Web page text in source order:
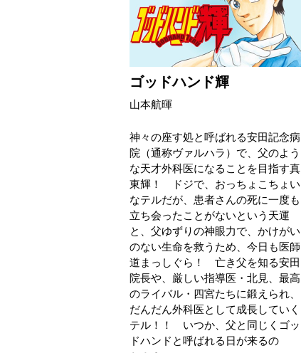
ゴッドハンド輝
山本航暉
神々の座す処と呼ばれる安田記念病
院（通称ヴァルハラ）で、父のよう
な天才外科医になることを目指す真
東輝！ ドジで、おっちょこちょい
なテルだが、患者さんの死に一度も
立ち会ったことがないという天運
と、父ゆずりの神眼力で、かけがい
のない生命を救うため、今日も医師
道まっしぐら！ 亡き父を知る安田
院長や、厳しい指導医・北見、最高
のライバル・四宮たちに鍛えられ、
だんだん外科医として成長していく
テル！！ いつか、父と同じくゴッ
ドハンドと呼ばれる日が来るの